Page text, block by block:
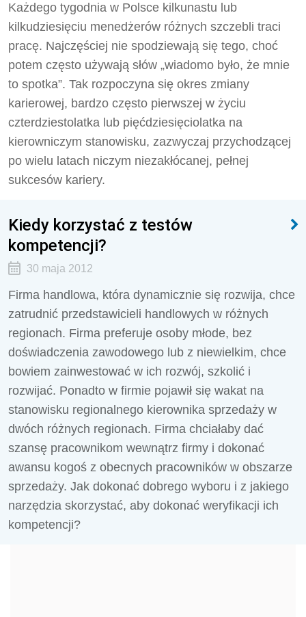
Każdego tygodnia w Polsce kilkunastu lub
kilkudziesięciu menedżerów różnych szczebli traci
pracę. Najczęściej nie spodziewają się tego, choć
potem często używają słów „wiadomo było, że mnie
to spotka”. Tak rozpoczyna się okres zmiany
karierowej, bardzo często pierwszej w życiu
czterdziestolatka lub pięćdziesięciolatka na
kierowniczym stanowisku, zazwyczaj przychodzącej
po wielu latach niczym niezakłócanej, pełnej
sukcesów kariery.
Kiedy korzystać z testów
kompetencji?
30 maja 2012
Firma handlowa, która dynamicznie się rozwija, chce
zatrudnić przedstawicieli handlowych w różnych
regionach. Firma preferuje osoby młode, bez
doświadczenia zawodowego lub z niewielkim, chce
bowiem zainwestować w ich rozwój, szkolić i
rozwijać. Ponadto w firmie pojawił się wakat na
stanowisku regionalnego kierownika sprzedaży w
dwóch różnych regionach. Firma chciałaby dać
szansę pracownikom wewnątrz firmy i dokonać
awansu kogoś z obecnych pracowników w obszarze
sprzedaży. Jak dokonać dobrego wyboru i z jakiego
narzędzia skorzystać, aby dokonać weryfikacji ich
kompetencji?